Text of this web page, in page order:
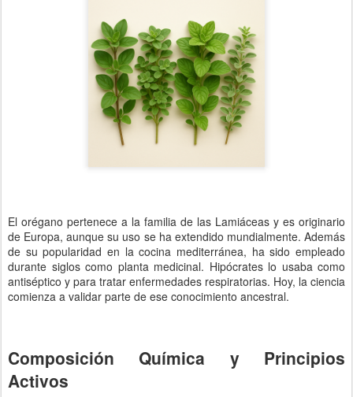
El orégano pertenece a la familia de las Lamiáceas y es originario
de Europa, aunque su uso se ha extendido mundialmente. Además
de su popularidad en la cocina mediterránea, ha sido empleado
durante siglos como planta medicinal. Hipócrates lo usaba como
antiséptico y para tratar enfermedades respiratorias. Hoy, la ciencia
comienza a validar parte de ese conocimiento ancestral.
Composición Química y Principios
Activos